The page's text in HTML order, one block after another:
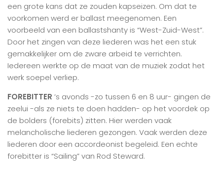
een grote kans dat ze zouden kapseizen. Om dat te
voorkomen werd er ballast meegenomen. Een
voorbeeld van een ballastshanty is “West-Zuid-West”.
Door het zingen van deze liederen was het een stuk
gemakkelijker om de zware arbeid te verrichten.
Iedereen werkte op de maat van de muziek zodat het
werk soepel verliep.
FOREBITTER ’s avonds -zo tussen 6 en 8 uur- gingen de
zeelui -als ze niets te doen hadden- op het voordek op
de bolders (forebits) zitten. Hier werden vaak
melancholische liederen gezongen. Vaak werden deze
liederen door een accordeonist begeleid. Een echte
forebitter is “Sailing” van Rod Steward.